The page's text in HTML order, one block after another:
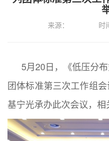
来源： 时
5月20日，《低压分
团体标准第三次工作组
基宁光承办此次会议，相